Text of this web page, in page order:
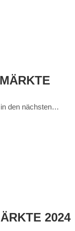
den nächsten…
2024